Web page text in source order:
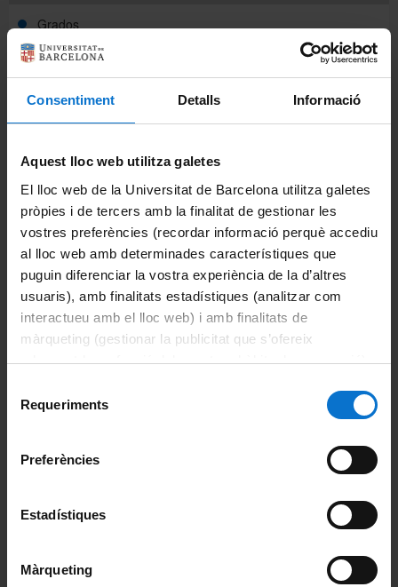
Consentiment Detalls Informació
Aquest lloc web utilitza galetes
El lloc web de la Universitat de Barcelona utilitza galetes
pròpies i de tercers amb la finalitat de gestionar les
vostres preferències (recordar informació perquè accediu
al lloc web amb determinades característiques que
puguin diferenciar la vostra experiència de la d’altres
usuaris), amb finalitats estadístiques (analitzar com
interactueu amb el lloc web) i amb finalitats de
màrqueting (gestionar la publicitat que s’ofereix
adequant-la en funció dels vostres hàbits de navegació).
consultar laPolítica de galetes del lloc web de la
Requeriments
Preferències
Estadístiques
Màrqueting
Grados
Másteres universitarios
Doctorados
Cursos superiores universitarios
Trámites administrativos
Trámites de grado
Trámites de máster
Activar recibos caducados
Entrega del título